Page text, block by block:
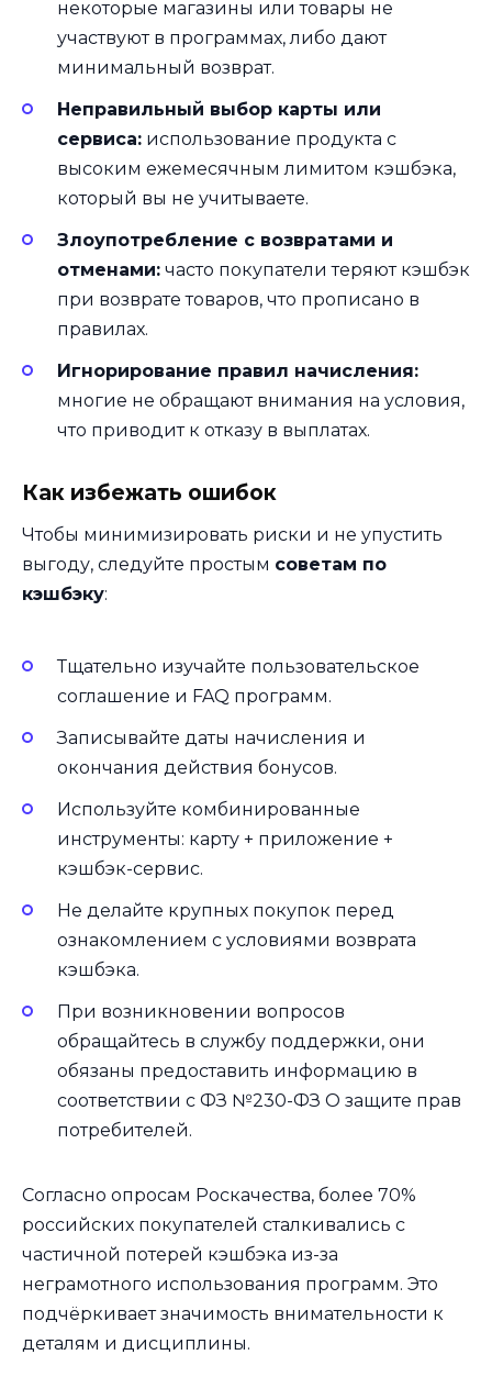
некоторые магазины или товары не
участвуют в программах, либо дают
минимальный возврат.
Неправильный выбор карты или
сервиса: использование продукта с
высоким ежемесячным лимитом кэшбэка,
который вы не учитываете.
Злоупотребление с возвратами и
отменами: часто покупатели теряют кэшбэк
при возврате товаров, что прописано в
правилах.
Игнорирование правил начисления:
многие не обращают внимания на условия,
что приводит к отказу в выплатах.
Как избежать ошибок
Чтобы минимизировать риски и не упустить
выгоду, следуйте простым советам по
кэшбэку:
Тщательно изучайте пользовательское
соглашение и FAQ программ.
Записывайте даты начисления и
окончания действия бонусов.
Используйте комбинированные
инструменты: карту + приложение +
кэшбэк-сервис.
Не делайте крупных покупок перед
ознакомлением с условиями возврата
кэшбэка.
При возникновении вопросов
обращайтесь в службу поддержки, они
обязаны предоставить информацию в
соответствии с ФЗ №230-ФЗ О защите прав
потребителей.
Согласно опросам Роскачества, более 70%
российских покупателей сталкивались с
частичной потерей кэшбэка из-за
неграмотного использования программ. Это
подчёркивает значимость внимательности к
деталям и дисциплины.